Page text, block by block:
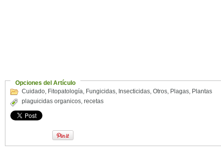
Opciones del Artículo
Cuidado, Fitopatología, Fungicidas, Insecticidas, Otros, Plagas, Plantas
plaguicidas organicos, recetas